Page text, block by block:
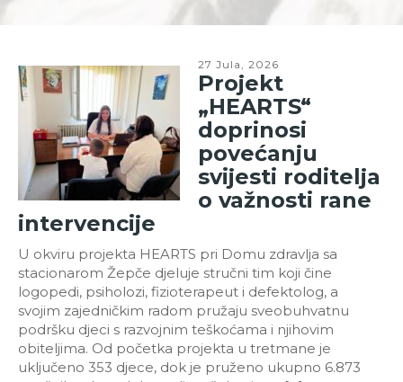
27 Jula, 2026
Projekt
„HEARTS“
doprinosi
povećanju
svijesti roditelja
o važnosti rane
intervencije
U okviru projekta HEARTS pri Domu zdravlja sa
stacionarom Žepče djeluje stručni tim koji čine
logopedi, psiholozi, fizioterapeut i defektolog, a
svojim zajedničkim radom pružaju sveobuhvatnu
podršku djeci s razvojnim teškoćama i njihovim
obiteljima. Od početka projekta u tretmane je
uključeno 353 djece, dok je pruženo ukupno 6.873